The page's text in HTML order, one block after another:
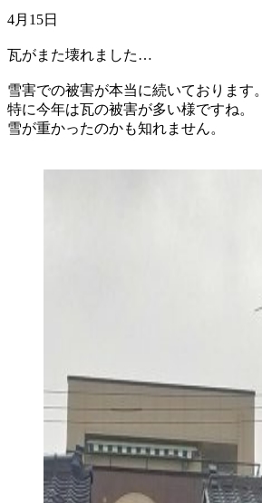
4月15日
瓦がまた壊れました…
雪害での被害が本当に続いております。
特に今年は瓦の被害が多い様ですね。
雪が重かったのかも知れません。